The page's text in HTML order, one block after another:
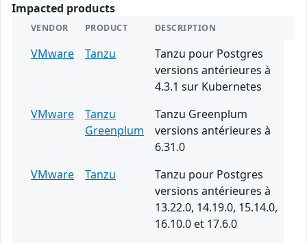
Impacted products
VENDOR PRODUCT DESCRIPTION
VMware Tanzu
Tanzu pour Postgres
versions antérieures à
4.3.1 sur Kubernetes
VMware
Tanzu
Greenplum
Tanzu Greenplum
versions antérieures à
6.31.0
VMware
Tanzu
Tanzu pour Postgres
versions antérieures à
13.22.0, 14.19.0, 15.14.0,
16.10.0 et 17.6.0